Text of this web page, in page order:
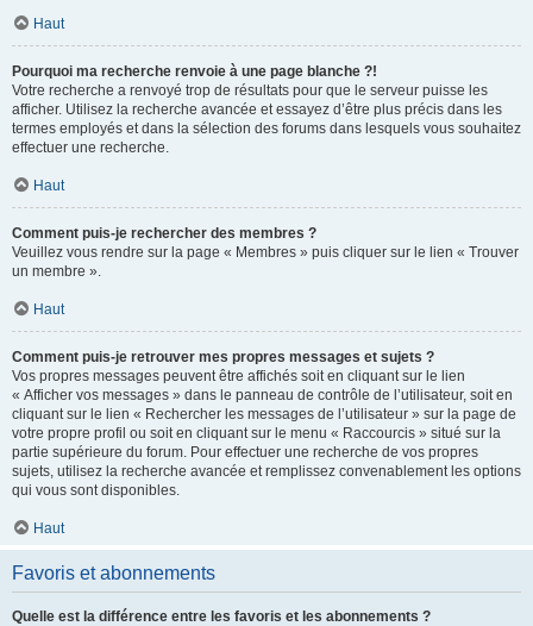
Haut
Pourquoi ma recherche renvoie à une page blanche ?!
Votre recherche a renvoyé trop de résultats pour que le serveur puisse les
afficher. Utilisez la recherche avancée et essayez d’être plus précis dans les
termes employés et dans la sélection des forums dans lesquels vous souhaitez
effectuer une recherche.
Haut
Comment puis-je rechercher des membres ?
Veuillez vous rendre sur la page « Membres » puis cliquer sur le lien « Trouver
un membre ».
Haut
Comment puis-je retrouver mes propres messages et sujets ?
Vos propres messages peuvent être affichés soit en cliquant sur le lien
« Afficher vos messages » dans le panneau de contrôle de l’utilisateur, soit en
cliquant sur le lien « Rechercher les messages de l’utilisateur » sur la page de
votre propre profil ou soit en cliquant sur le menu « Raccourcis » situé sur la
partie supérieure du forum. Pour effectuer une recherche de vos propres
sujets, utilisez la recherche avancée et remplissez convenablement les options
qui vous sont disponibles.
Haut
Favoris et abonnements
Quelle est la différence entre les favoris et les abonnements ?